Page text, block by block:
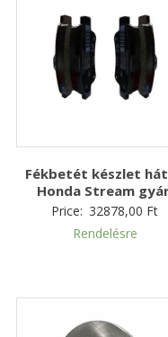
Fékbetét készlet
Honda Stream
Price: 32878,00 Ft
Rendelésre